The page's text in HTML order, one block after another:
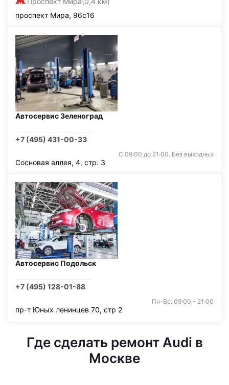
проспект Мира, 96с16
Автосервис Зеленоград
+7 (495) 431-00-33
С 09:00 до 21:00. Без выходных
Сосновая аллея, 4, стр. 3
Автосервис Подольск
+7 (495) 128-01-88
Пн-Вс: 09:00 - 21:00
пр-т Юных ленинцев 70, стр 2
Где сделать ремонт Audi в
Москве